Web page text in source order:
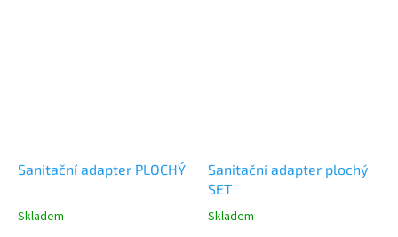
Sanitační adapter PLOCHÝ
Průměrné
Skladem
Sanitační adapter plochý
SET
Průměrné
Skladem